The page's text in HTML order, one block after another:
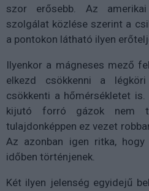
szor erősebb. Az
szolgálat közlése szerint a
a pontokon látható ilyen
Ilyenkor a mágneses mező
elkezd csökkenni a
csökkenti a hőmérsékletet
kijutó forró gázok nem
tulajdonképpen ez vezet
Az azonban igen ritka,
időben történjenek.
Két ilyen jelenség egyidejű